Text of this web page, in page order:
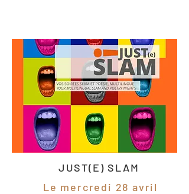
JUST(E) SLAM
Le mercredi 28 avril